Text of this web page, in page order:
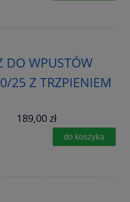
DO WPUSTÓW
25 Z TRZPIENIEM
189,00 zł
do koszyka